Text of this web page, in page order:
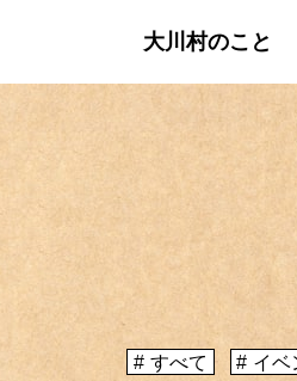
大川村のこと
「大川村ってどんなとこ？
ぞ？という大川村初心者の
のりや、心構えなどをご紹介
大川村マップ
すべて イベ